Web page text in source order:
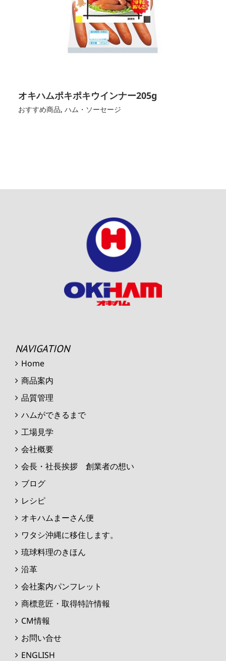
オキハムポキポキウインナー205g
おすすめ商品, ハム・ソーセージ
NAVIGATION
Home
商品案内
品質管理
ハムができるまで
工場見学
会社概要
会長・社長挨拶 創業者の想い
ブログ
レシピ
オキハムまーさん便
ワタシ沖縄に移住します。
琉球料理のきほん
沿革
会社案内パンフレット
商標意匠・取得特許情報
CM情報
お問い合せ
ENGLISH